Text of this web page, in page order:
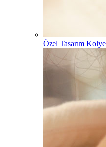
Özel Tasarım Kolye